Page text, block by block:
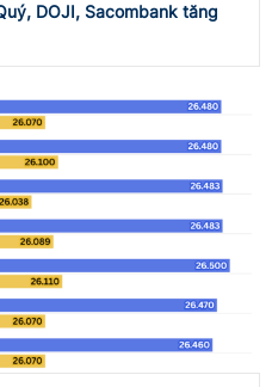
DOJI, Sacombank tăng